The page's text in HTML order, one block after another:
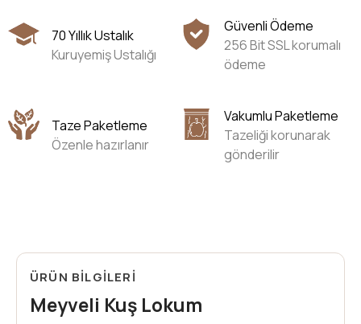
70 Yıllık Ustalık
Kuruyemiş Ustalığı
Güvenli Ödeme
256 Bit SSL korumalı
ödeme
Taze Paketleme
Özenle hazırlanır
Vakumlu Paketleme
Tazeliği korunarak
gönderilir
ÜRÜN BİLGİLERİ
Meyveli Kuş Lokum